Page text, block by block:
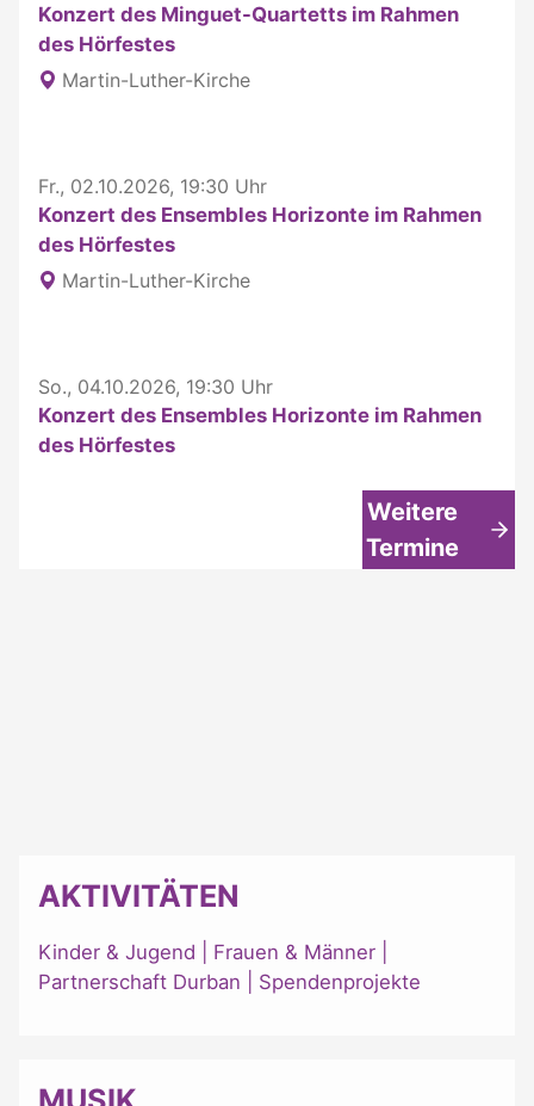
Konzert des Minguet-Quartetts im Rahmen
des Hörfestes
Martin-Luther-Kirche
Fr., 02.10.2026, 19:30 Uhr
Konzert des Ensembles Horizonte im Rahmen
des Hörfestes
Martin-Luther-Kirche
So., 04.10.2026, 19:30 Uhr
Konzert des Ensembles Horizonte im Rahmen
des Hörfestes
Weitere
Termine
AKTIVITÄTEN
Kinder & Jugend Frauen & Männer
Partnerschaft Durban
Spendenprojekte